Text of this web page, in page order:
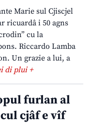
Marie sul Cjiscjel
ricuardâ i 50 agns
cu la
Riccardo Lamba
Un grazie a lui, a
di plui +
furlan al
cjâf e vîf